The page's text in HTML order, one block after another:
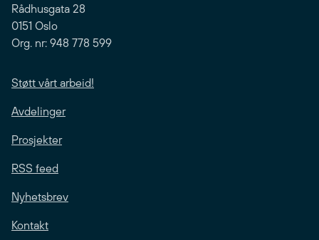
Rådhusgata 28
0151 Oslo
Org. nr: 948 778 599
Støtt vårt arbeid!
Avdelinger
Prosjekter
RSS feed
Nyhetsbrev
Kontakt